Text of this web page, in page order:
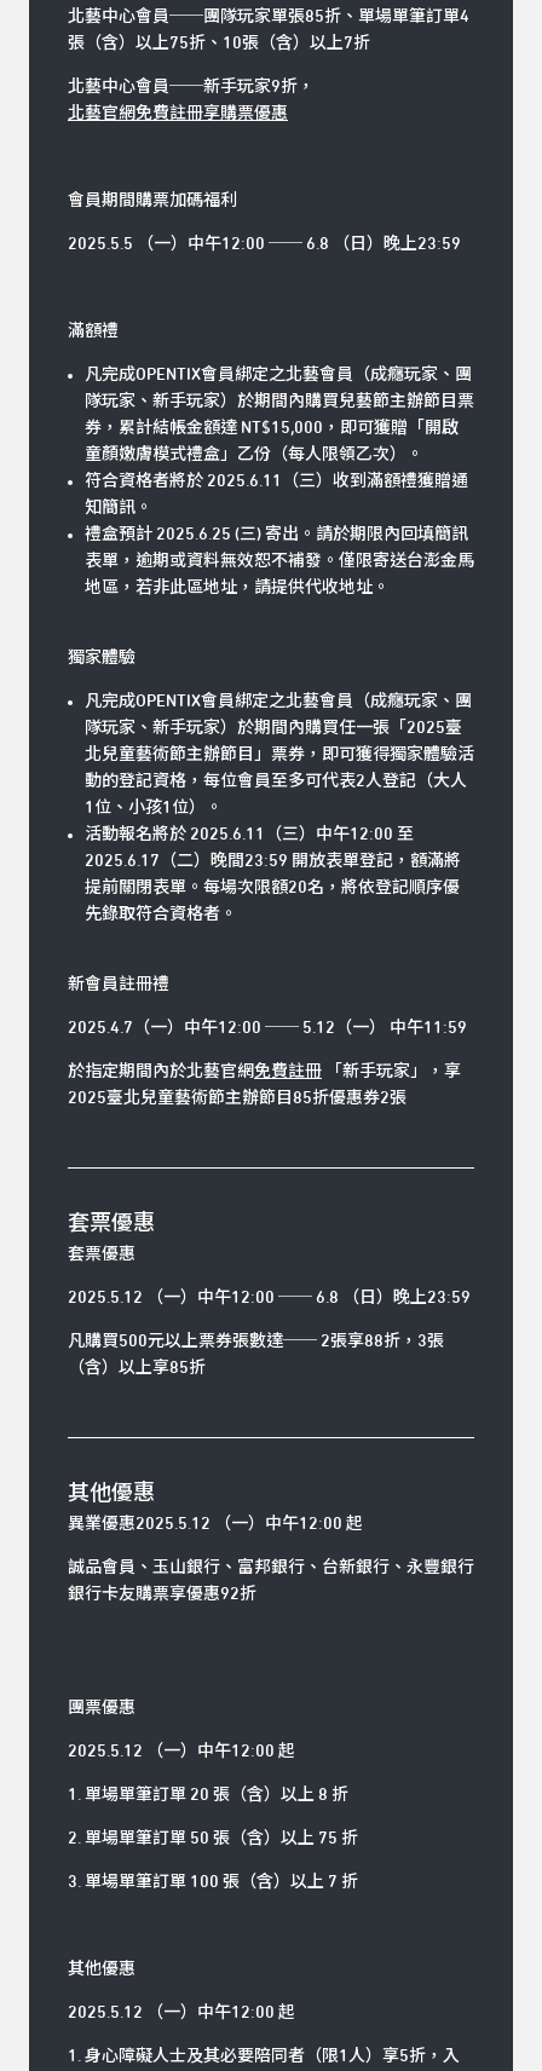
北藝中心會員──團隊玩家單張85折、單場單筆訂單4
張（含）以上75折、10張（含）以上7折
北藝中心會員──新手玩家9折，
北藝官網免費註冊享購票優惠
會員期間購票加碼福利
2025.5.5 （一）中午12:00 ── 6.8 （日）晚上23:59
滿額禮
凡完成OPENTIX會員綁定之北藝會員（成癮玩家、團
隊玩家、新手玩家）於期間內購買兒藝節主辦節目票
券，累計結帳金額達 NT$15,000，即可獲贈「 開啟
童顏嫩膚模式禮盒 」乙份（每人限領乙次）。
符合資格者將於 2025.6.11（三）收到滿額禮獲贈通
知簡訊。
禮盒預計 2025.6.25 (三) 寄出。請於期限內回填簡訊
表單，逾期或資料無效恕不補發。僅限寄送台澎金馬
地區，若非此區地址，請提供代收地址。
獨家體驗
凡完成OPENTIX會員綁定之北藝會員（成癮玩家、團
隊玩家、新手玩家）於期間內購買任一張「2025臺
北兒童藝術節主辦節目」票券，即可獲得獨家體驗活
動的登記資格，每位會員至多可代表2人登記（大人
1位、小孩1位）。
活動報名將於 2025.6.11（三）中午12:00 至
2025.6.17（二）晚間23:59 開放表單登記，額滿將
提前關閉表單。每場次限額20名，將依登記順序優
先錄取符合資格者。
新會員註冊禮
2025.4.7（一）中午12:00 ── 5.12（一） 中午11:59
於指定期間內於北藝官網免費註冊 「新手玩家」，享
2025臺北兒童藝術節主辦節目85折優惠券2張
套票優惠
套票優惠
2025.5.12 （一）中午12:00 ── 6.8 （日）晚上23:59
凡購買500元以上票券張數達── 2張享88折，3張
（含）以上享85折
其他優惠
異業優惠2025.5.12 （一）中午12:00 起
誠品會員、玉山銀行、富邦銀行、台新銀行、永豐銀行
銀行卡友購票享優惠92折
團票優惠
2025.5.12 （一）中午12:00 起
1. 單場單筆訂單 20 張（含）以上 8 折
2. 單場單筆訂單 50 張（含）以上 75 折
3. 單場單筆訂單 100 張（含）以上 7 折
其他優惠
2025.5.12 （一）中午12:00 起
1. 身心障礙人士及其必要陪同者（限1人）享5折，入